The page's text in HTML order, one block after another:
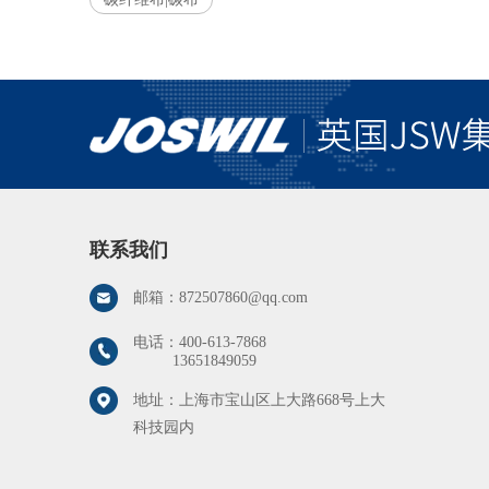
联系我们
邮箱： 872507860@qq.com
电话： 400-613-7868
13651849059
地址：上海市宝山区上大路668号上大
科技园内